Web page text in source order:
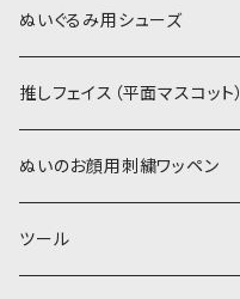
カーリーベルボア
パウダーボア（4mm）
ウィッグボア（8cm）
黄色・クリーム系
白系
ミニワッペン
リボン
ぬいぐるみ用シューズ
推しフェイス（平面マスコット）
ぬいのお顔用刺繍ワッペン
ツール